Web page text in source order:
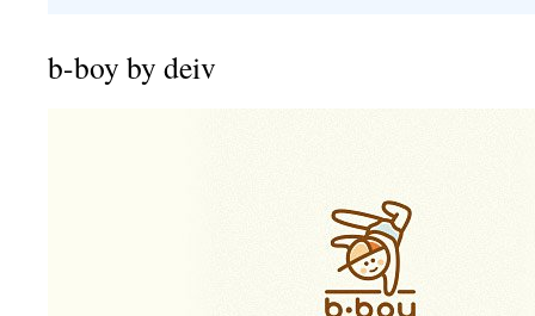
b-boy by deiv